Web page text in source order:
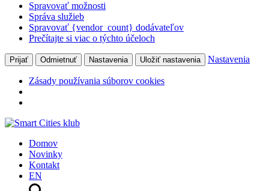
Spravovať možnosti
Správa služieb
Spravovať {vendor_count} dodávateľov
Prečítajte si viac o týchto účeloch
Prijať Odmietnuť Nastavenia Uložiť nastavenia Nastavenia
Zásady používania súborov cookies
Domov
Novinky
Kontakt
EN